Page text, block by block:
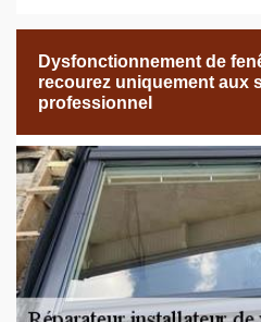
Dysfonctionnement de
recourez uniquement aux
professionnel